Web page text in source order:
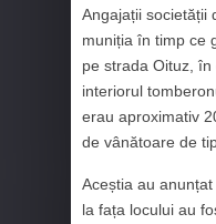
Angajații societății
muniția în timp ce
pe strada Oituz,
interiorul
erau aproximativ
de vânătoare de
Aceștia au
la fața locului au